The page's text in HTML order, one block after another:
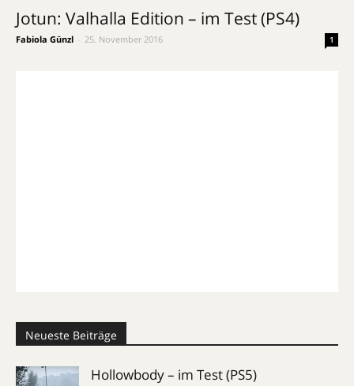
Jotun: Valhalla Edition – im Test (PS4)
Fabiola Günzl 25. November 2016 1
Neueste Beiträge
Hollowbody – im Test (PS5)